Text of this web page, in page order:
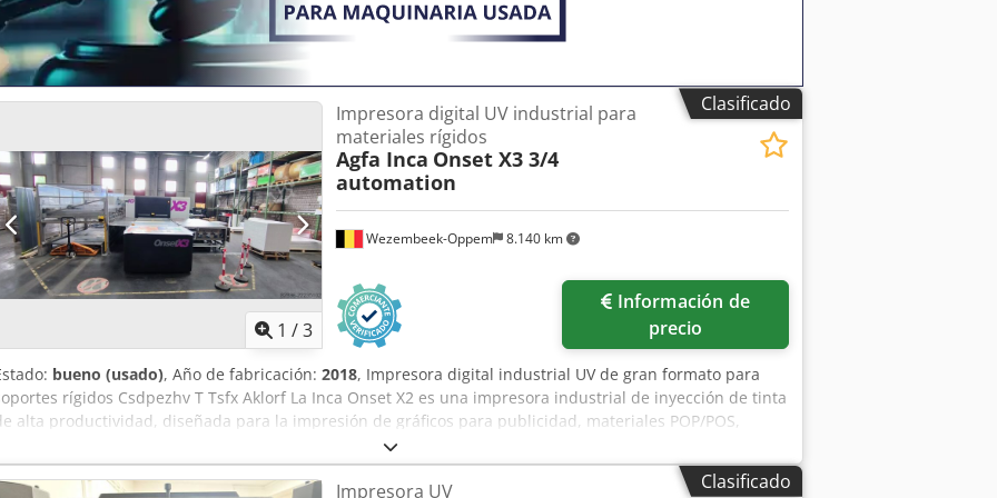
Ubicación: 63934 Röllbach
Clasificado
1 /3
Wezembeek-Oppem 8.140 km
Impresora digital UV industrial para
materiales rígidos
Agfa Inca Onset X3 3/4
automation
precio
bueno (usado), Año de fabricación: 2018, Impresora digital industrial UV de gran formato para
rígidos Csdpezhv T Tsfx Aklorf La Inca Onset X2 es una impresora industrial de inyección de tinta
alta productividad, diseñada para la impresión de gráficos para publicidad, materiales POP/POS,
embalajes e impresión especializada. Desarrollada por Inca Digital Printers (posteriormente parte de
la X2 se presenta como una impresora de clase de producción que combina una alta capacidad de
con una excelente calidad de imagen. El sistema está diseñado para entornos deClasificado
Impresora UV